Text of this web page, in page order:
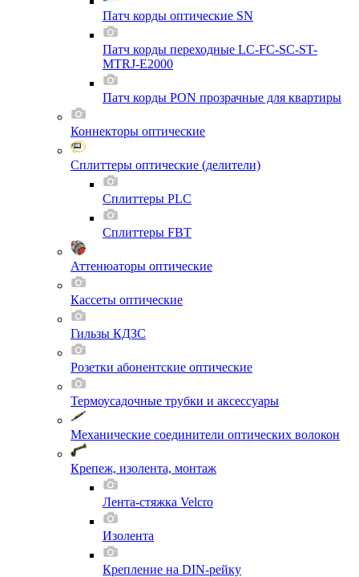
Патч корды оптические SN
Патч корды переходные LC-FC-SC-ST-
MTRJ-E2000
Патч корды PON прозрачные для квартиры
Коннекторы оптические
Сплиттеры оптические (делители)
Сплиттеры PLC
Сплиттеры FBT
Аттенюаторы оптические
Кассеты оптические
Гильзы КДЗС
Розетки абонентские оптические
Термоусадочные трубки и аксессуары
Механические соединители оптических волокон
Крепеж, изолента, монтаж
Лента-стяжка Velcro
Изолента
Крепление на DIN-рейку